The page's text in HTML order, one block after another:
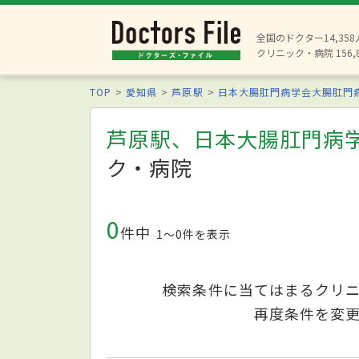
全国のドクター14,358
クリニック・病院
TOP 愛知県 芦原駅 日本大腸肛門病学会大腸肛門
芦原駅、日本大腸肛門病
ク・病院
0件中 1〜0件を表示
検索条件に当てはまるクリ
再度条件を変